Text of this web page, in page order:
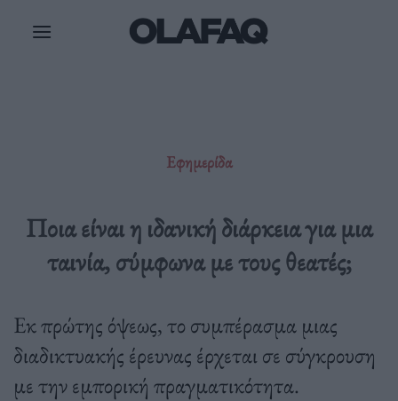
Εφημερίδα
Ποια είναι η ιδανική διάρκεια για μια
ταινία, σύμφωνα με τους θεατές;
Εκ πρώτης όψεως, το συμπέρασμα μιας
διαδικτυακής έρευνας έρχεται σε σύγκρουση
με την εμπορική πραγματικότητα.